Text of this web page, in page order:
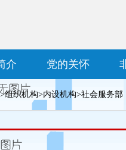
介 党的关怀
>组织机构>内设机构>社会服务部